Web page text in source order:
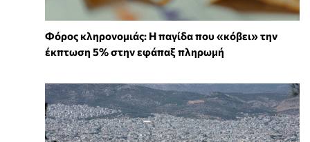
Φόρος κληρονομιάς: Η παγίδα που «κόβει» την
έκπτωση 5% στην εφάπαξ πληρωμή